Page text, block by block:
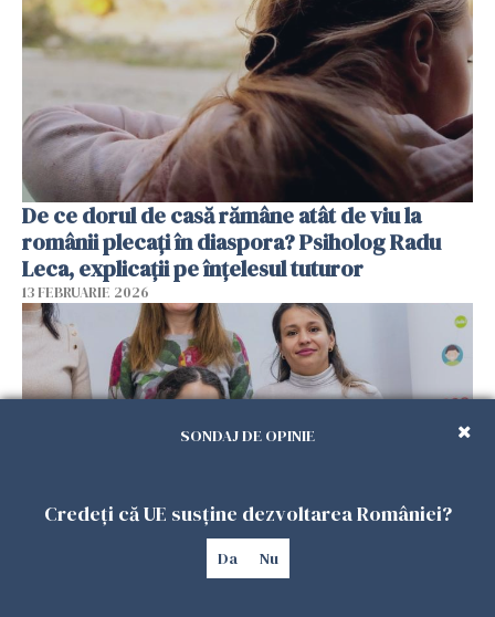
De ce dorul de casă rămâne atât de viu la
românii plecați în diaspora? Psiholog Radu
Leca, explicații pe înțelesul tuturor
13 FEBRUARIE 2026
Viața tot mai scumpă din Spania schimbă
SONDAJ DE OPINIE
Credeți că UE susține dezvoltarea României?
Da Nu